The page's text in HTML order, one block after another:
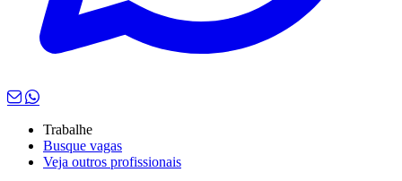
Trabalhe
Busque vagas
Veja outros profissionais